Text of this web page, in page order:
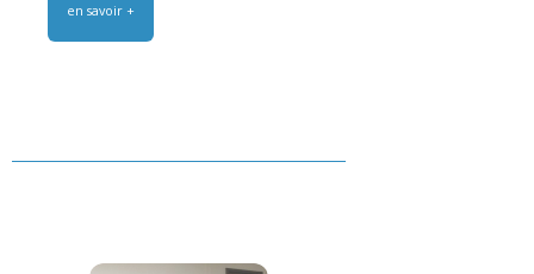
en savoir +